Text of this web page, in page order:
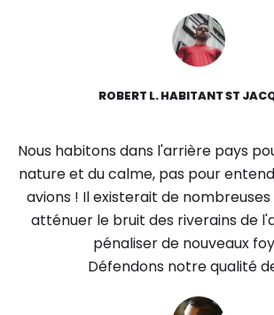
ROBERT L. HABITANT ST
Nous habitons dans l'arrière pays
nature et du calme, pas pour
avions ! Il existerait de
atténuer le bruit des riverains de
pénaliser de nouveaux
Défendons notre qualité